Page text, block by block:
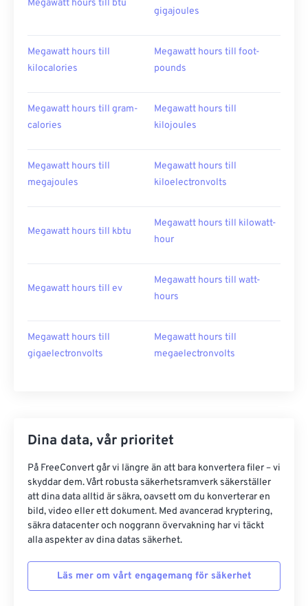
Megawatt hours till btu
gigajoules
Megawatt hours till
kilocalories
Megawatt hours till foot-
pounds
Megawatt hours till gram-
calories
Megawatt hours till
kilojoules
Megawatt hours till
megajoules
Megawatt hours till
kiloelectronvolts
Megawatt hours till kbtu
Megawatt hours till kilowatt-
hour
Megawatt hours till ev
Megawatt hours till watt-
hours
Megawatt hours till
gigaelectronvolts
Megawatt hours till
megaelectronvolts
Dina data, vår prioritet
På FreeConvert går vi längre än att bara konvertera filer – vi
skyddar dem. Vårt robusta säkerhetsramverk säkerställer
att dina data alltid är säkra, oavsett om du konverterar en
bild, video eller ett dokument. Med avancerad kryptering,
säkra datacenter och noggrann övervakning har vi täckt
alla aspekter av dina datas säkerhet.
Läs mer om vårt engagemang för säkerhet